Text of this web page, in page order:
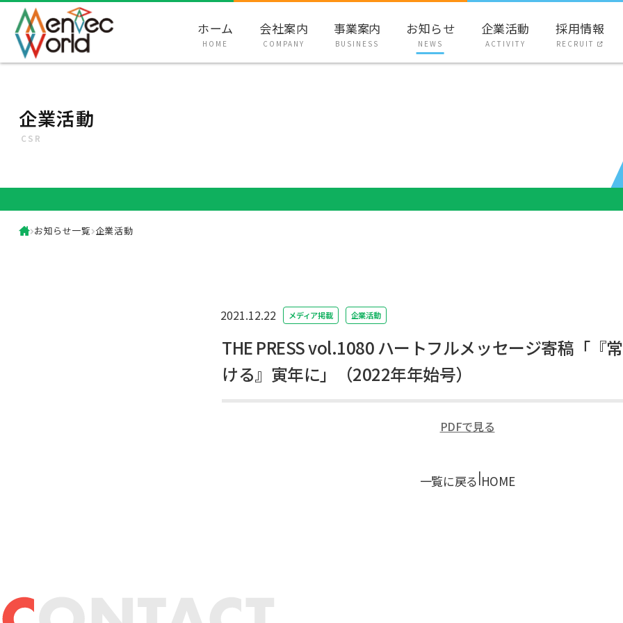
ホーム
HOME
会社案内
COMPANY
事業案内
BUSINESS
お知らせ
NEWS
企業活動
ACTIVITY
採用情報
RECRUIT
企業活動
CSR
お知らせ一覧 企業活動
2021.12.22 メディア掲載 企業活動
THE PRESS vol.1080 ハートフルメッセージ寄稿「『
ける』寅年に」（2022年年始号）
PDFで見る
一覧に戻る|HOME